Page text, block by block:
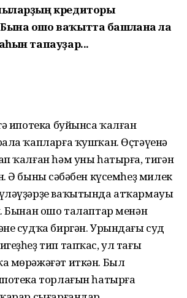
кредиторы
ошо ваҡытта башлана ла
тапауҙар...
ипотека буйынса ҡалған
ҡапларға ҡушҡан. Өҫтәүенә
ҡалған һәм уны һатырға, тигән
Ә бының сәбәбен күсемһеҙ милек
ваҡытында атҡармауы
Бынан ошо талаптар менән
судҡа биргән. Урындағы суд
тип тапҡас, ул тағы
мөрәжәғәт иткән. Был
торлағын һатырға